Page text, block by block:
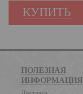
КУПИТЬ
ПОЛЕЗНАЯ
ИНФОРМАЦИЯ